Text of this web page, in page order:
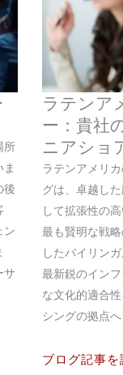
所
後
ン
サ
ラテンア
ー：貴社
ニアショ
ラテンアメリ
グは、卓越し
して拡張性の
最も賢明な戦
したバイリン
最新鋭のイン
な文化的適合
シングの拠点
ブログ記事を